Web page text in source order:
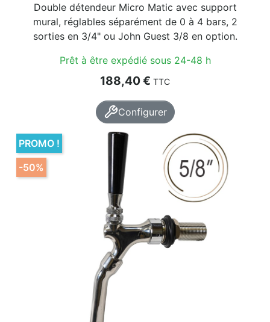
Double détendeur Micro Matic avec support
mural, réglables séparément de 0 à 4 bars, 2
sorties en 3/4" ou John Guest 3/8 en option.
Prêt à être expédié sous 24-48 h
Prix
188,40 € TTC
Configurer
PROMO !
-50%